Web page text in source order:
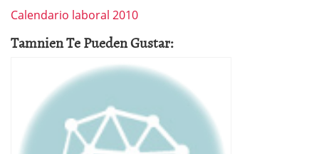
Calendario laboral 2010
Tamnien Te Pueden Gustar: